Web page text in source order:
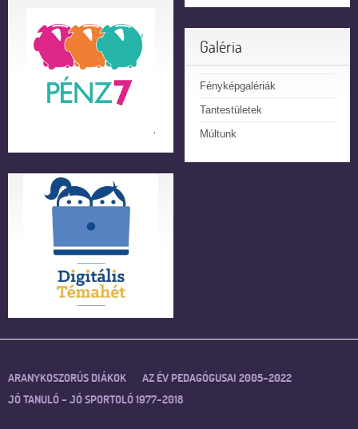
Galéria
Fényképgalériák
Tantestületek
Múltunk
ARANYKOSZORÚS DIÁKOK
AZ ÉV PEDAGÓGUSAI 2005–2022
JÓ TANULÓ – JÓ SPORTOLÓ 1977–2018